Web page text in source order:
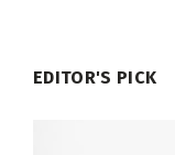
EDITOR'S PICK